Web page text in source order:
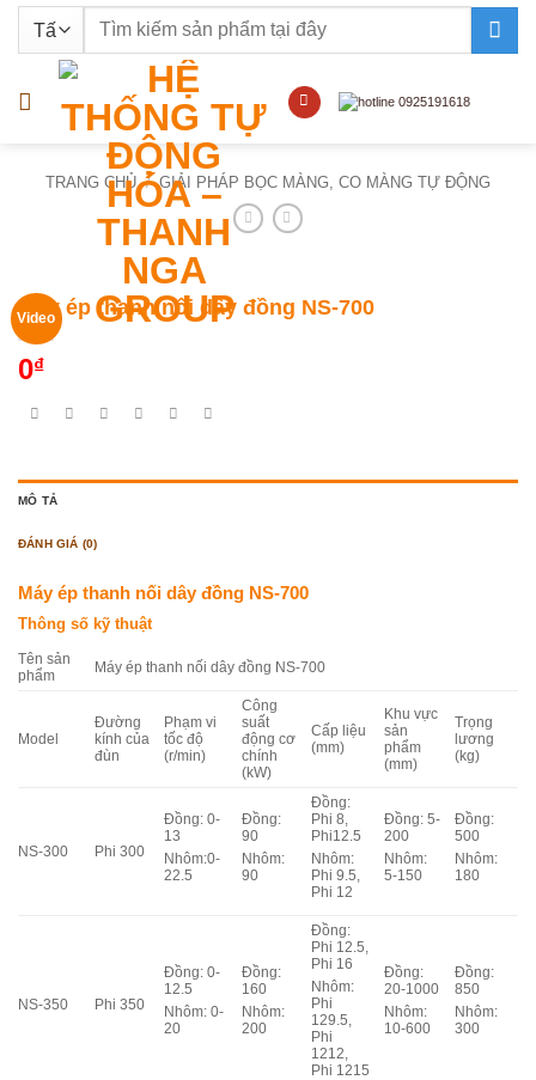
nội
Tìm
TRANG CHỦ / GIẢI PHÁP BỌC MÀNG, CO MÀNG TỰ ĐỘNG
Video
Máy ép thanh nối dây đồng NS-700
0₫
MÔ TẢ
ĐÁNH GIÁ (0)
Máy ép thanh nối dây đồng NS-700
Thông số kỹ thuật
Tên sản
phẩm
Máy ép thanh nối dây đồng NS-700
Model
Đường
kính của
đùn
Phạm vi
tốc độ
(r/min)
Công
suất
động cơ
chính
(kW)
Cấp liệu
(mm)
Khu vực
sản
phẩm
(mm)
Trọng
lương
(kg)
NS-300 Phi 300
Đồng: 0-
13
Nhôm:0-
22.5
Đồng:
90
Nhôm:
90
Đồng:
Phi 8,
Phi12.5
Nhôm:
Phi 9.5,
Phi 12
Đồng: 5-
200
Nhôm:
5-150
Đồng:
500
Nhôm:
180
NS-350 Phi 350
Đồng: 0-
12.5
Nhôm: 0-
20
Đồng:
160
Nhôm:
200
Đồng:
Phi 12.5,
Phi 16
Nhôm:
Phi
129.5,
Phi
1212,
Phi 1215
Đồng:
20-1000
Nhôm:
10-600
Đồng:
850
Nhôm:
300